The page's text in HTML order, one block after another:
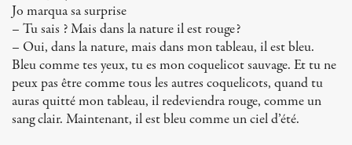
Jo marqua sa surprise
– Tu sais ? Mais dans la nature il est rouge?
– Oui, dans la nature, mais dans mon tableau, il est bleu.
Bleu comme tes yeux, tu es mon coquelicot sauvage. Et tu ne
peux pas être comme tous les autres coquelicots, quand tu
auras quitté mon tableau, il redeviendra rouge, comme un
sang clair. Maintenant, il est bleu comme un ciel d’été.